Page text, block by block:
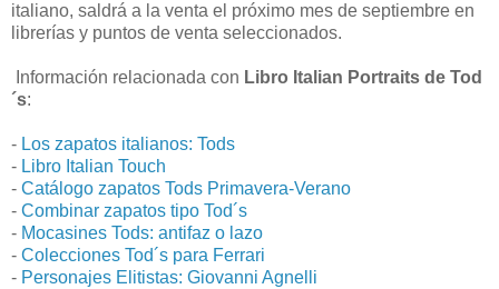
italiano, saldrá a la venta el próximo mes de septiembre en
librerías y puntos de venta seleccionados.
Información relacionada con Libro Italian Portraits de Tod
´s:
- Los zapatos italianos: Tods
- Libro Italian Touch
- Catálogo zapatos Tods Primavera-Verano
- Combinar zapatos tipo Tod´s
- Mocasines Tods: antifaz o lazo
- Colecciones Tod´s para Ferrari
- Personajes Elitistas: Giovanni Agnelli